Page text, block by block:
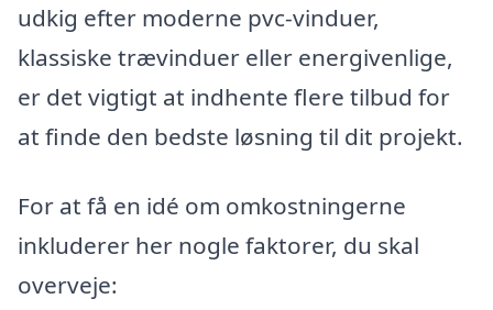
udkig efter moderne pvc-vinduer,
klassiske trævinduer eller energivenlige,
er det vigtigt at indhente flere tilbud for
at finde den bedste løsning til dit projekt.
For at få en idé om omkostningerne
inkluderer her nogle faktorer, du skal
overveje: